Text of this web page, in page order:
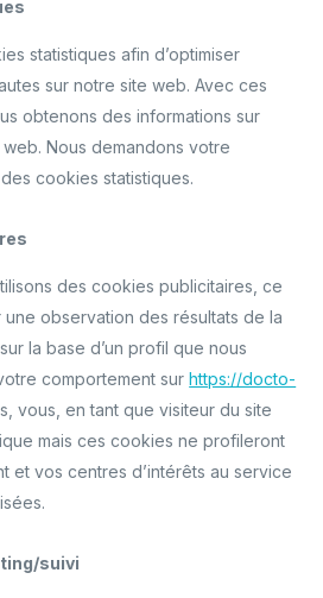
statistiques afin d’optimiser
sur notre site web. Avec ces
obtenons des informations sur
web. Nous demandons votre
cookies statistiques.
des cookies publicitaires, ce
une observation des résultats de la
la base d’un profil que nous
comportement surhttps://docto-
vous, en tant que visiteur du site
mais ces cookies ne profileront
et vos centres d’intérêts au service
suivi